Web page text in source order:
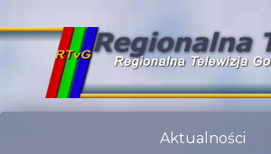
Aktualności